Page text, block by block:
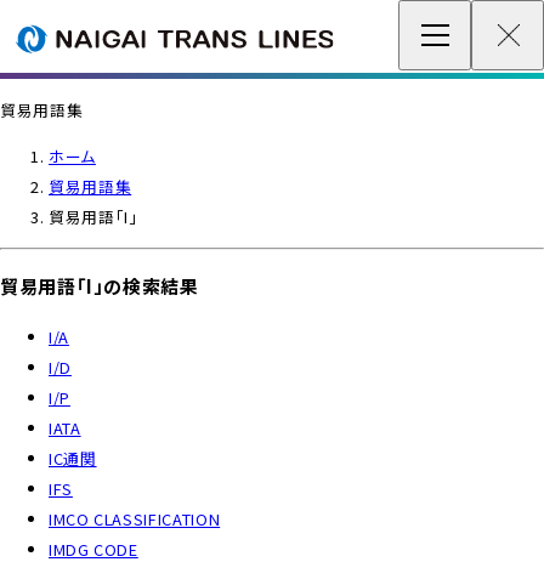
企業情報 / グローバルネットワーク
各種情報
貿易用語集
ホーム
貿易用語集
貿易用語「I」
貿易用語「I」の検索結果
I/A
I/D
I/P
IATA
IC通関
IFS
IMCO CLASSIFICATION
IMDG CODE